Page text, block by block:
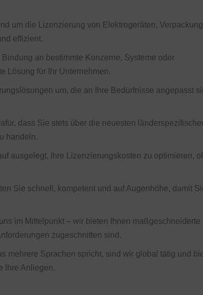
um die Lizenzierung von Elektrogeräten,
effizient.
an bestimmte Konzerne, Systeme oder
Lösung für Ihr Unternehmen.
um, die an Ihre Bedürfnisse angepasst
dass Sie stets über die neuesten
handeln.
ausgelegt, Ihre Lizenzierungskosten zu optimieren,
Sie schnell, kompetent und auf Augenhöhe, damit
im Mittelpunkt – wir bieten Ihnen maßgeschneiderte
zugeschnitten sind.
mehrere Sprachen spricht, sind wir global tätig und
Ihre Anliegen.